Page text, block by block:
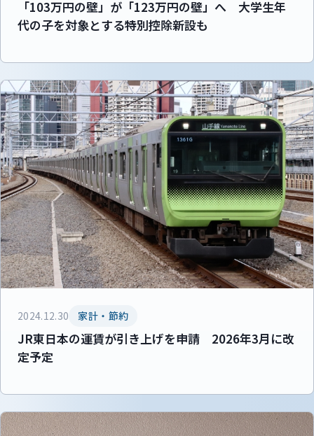
「103万円の壁」が「123万円の壁」へ 大学生年
代の子を対象とする特別控除新設も
2024.12.30 家計・節約
JR東日本の運賃が引き上げを申請 2026年3月に改
定予定